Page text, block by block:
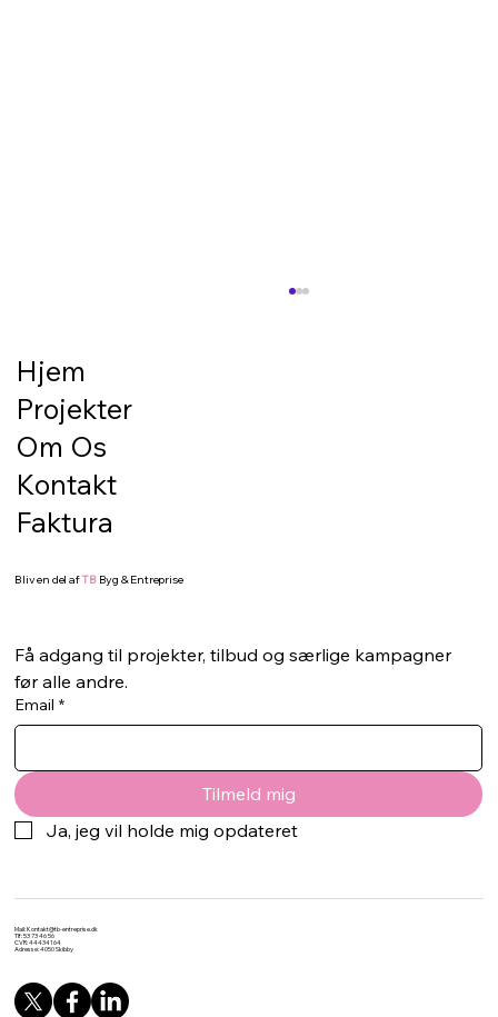
udendørs eller som del af et byggeprojekt,
og et underlag, der p
Hjem
Projekter
Om Os
Kontakt
Faktura
Bliv en del afTBByg & Entreprise
Få adgang til projekter, tilbud og særlige kampagner
før alle andre.
Email *
Tilmeld mig
Ja, jeg vil holde mig opdateret
Mail:Kontakt@tb-entreprise.dk
Tlf: 53 73 46 56
CVR: 44434164
Adresse: 4050 Skibby